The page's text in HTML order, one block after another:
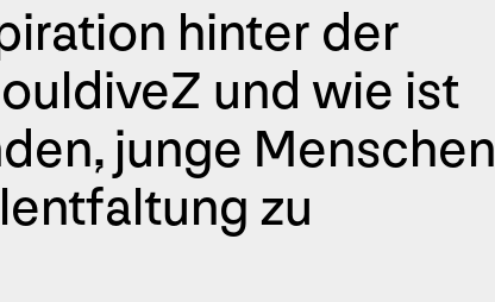
hinter der
und wie ist
junge Menschen
zu